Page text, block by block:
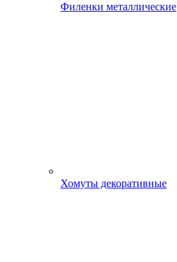
Филенки металлические
Хомуты декоративные